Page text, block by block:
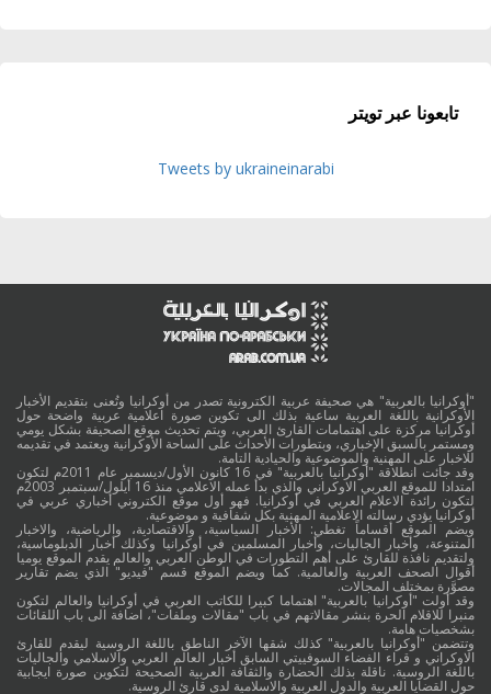
تابعونا عبر تويتر
Tweets by ukraineinarabi
"أوكرانيا بالعربية" هي صحيفة عربية الكترونية تصدر من أوكرانيا وتُعنى بتقديم الأخبار
الأوكرانية باللغة العربية ساعية بذلك الى تكوين صورة اعلامية عربية واضحة حول
أوكرانيا مركزة على اهتمامات القارئ العربي، ويتم تحديث موقع الصحيفة بشكل يومي
ومستمر بالسبق الإخباري، وبتطورات الأحداث على الساحة الأوكرانية ويعتمد في تقديمه
للاخبار على المهنية والموضوعية والحيادية التامة.
وقد جائت انطلاقة "أوكرانيا بالعربية" في 16 كانون الأول/ديسمبر عام 2011م لتكون
امتدادا للموقع العربي الاوكراني والذي بدأ عمله الاعلامي منذ 16 أيلول/سبتمبر 2003م
لتكون رائدة الاعلام العربي في أوكرانيا. فهو أول موقع الكتروني أخباري عربي في
أوكرانيا يؤدي رسالته الاعلامية المهنية بكل شفافية و موضوعية.
ويضم الموقع أقساماً تغطي: الأخبار السياسية، والاقتصادية، والرياضية، والاخبار
المتنوعة، وأخبار الجاليات، وأخبار المسلمين في أوكرانيا وكذلك أخبار الدبلوماسية،
ولتقديم نافذة للقارئ على أهم التطورات في الوطن العربي والعالم يقدم الموقع يوميا
أقوال الصحف العربية والعالمية. كما ويضم الموقع قسم "فيديو" الذي يضم تقارير
مصوَّرة بمختلف المجالات.
وقد أولت "أوكرانيا بالعربية" اهتماما كبيرا للكاتب العربي في أوكرانيا والعالم لتكون
منبرا للاقلام الحرة بنشر مقالاتهم في باب "مقالات وملفات"، اضافة الى باب اللقائات
بشخصيات هامة.
وتتضمن "أوكرانيا بالعربية" كذلك شقها الآخر الناطق باللغة الروسية ليقدم للقارئ
الاوكراني و قراء الفضاء السوفييتي السابق أخبار العالم العربي والاسلامي والجاليات
باللغة الروسية. ناقلة بذلك الحضارة والثقافة العربية الصحيحة لتكوين صورة ايجابية
حول القضايا العربية والدول العربية والاسلامية لدى قارئ الروسية.